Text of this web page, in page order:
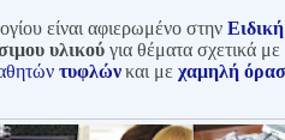
είναι αφιερωμένο στην
υλικούγια θέματα σχετικά με
τυφλώνκαι με χαμηλή